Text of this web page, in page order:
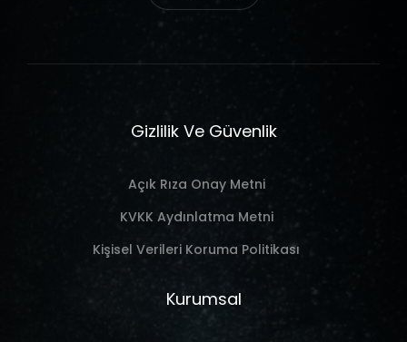
Gizlilik Ve Güvenlik
Açık Rıza Onay Metni
KVKK Aydınlatma Metni
Kişisel Verileri Koruma Politikası
Kurumsal